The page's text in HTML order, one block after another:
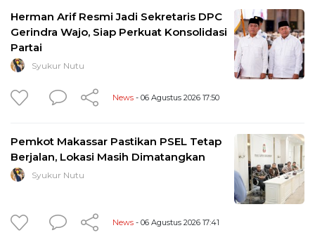
Herman Arif Resmi Jadi Sekretaris DPC
Gerindra Wajo, Siap Perkuat Konsolidasi
Partai
Syukur Nutu
News - 06 Agustus 2026 17:50
Pemkot Makassar Pastikan PSEL Tetap
Berjalan, Lokasi Masih Dimatangkan
Syukur Nutu
News - 06 Agustus 2026 17:41